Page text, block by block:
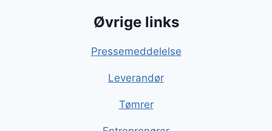
Øvrige links
Pressemeddelelse
Leverandør
Tømrer